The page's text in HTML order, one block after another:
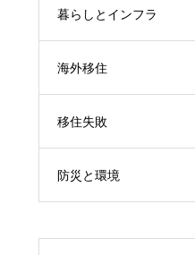
暮らしとインフラ
海外移住
移住失敗
防災と環境